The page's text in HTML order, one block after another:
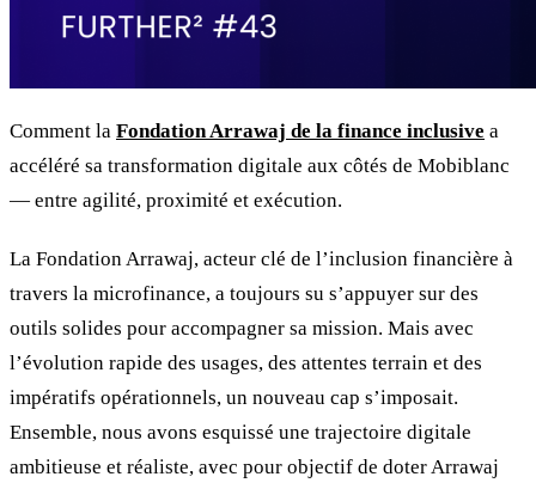
Comment la Fondation Arrawaj de la finance inclusive a
accéléré sa transformation digitale aux côtés de Mobiblanc
— entre agilité, proximité et exécution.
La Fondation Arrawaj, acteur clé de l’inclusion financière à
travers la microfinance, a toujours su s’appuyer sur des
outils solides pour accompagner sa mission. Mais avec
l’évolution rapide des usages, des attentes terrain et des
impératifs opérationnels, un nouveau cap s’imposait.
Ensemble, nous avons esquissé une trajectoire digitale
ambitieuse et réaliste, avec pour objectif de doter Arrawaj